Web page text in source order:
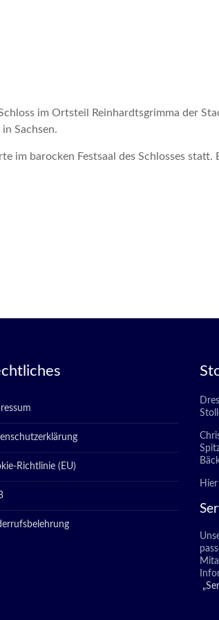
im Ortsteil Reinhardtsgrimma der
Sachsen.
im barocken Festsaal des Schlosses statt.
Richtlinie (EU)